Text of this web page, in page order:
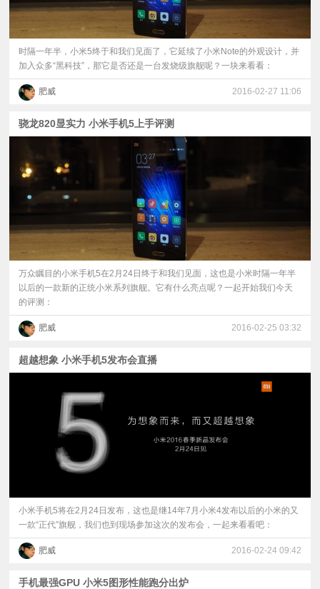
时隔一年半，小米5终于和我们见面了，它延续了小米Note的外观设计，并
加入众多“黑科技”，那它是否还是一台发烧级旗舰呢？一块来看看：
肥威 2016-02-27 11:06
骁龙820显实力 小米手机5上手评测
万众瞩目的小米手机5在2月24日终于和我们见面，这也是小米时隔一年半
以后的一款新的正统小米系列旗舰。它有什么亮点呢？一起开始我们今天
的评测：
肥威 2016-02-25 03:32
超越想象 小米手机5发布会直播
小米手机5将在2月24日发布，这也是继14年7月小米4发布以后的小米的又
一款“正代”旗舰，我们也到现场参加这次的发布会，一起来看看吧：
肥威 2016-02-24 09:42
手机最强GPU 小米5图形性能跑分出炉